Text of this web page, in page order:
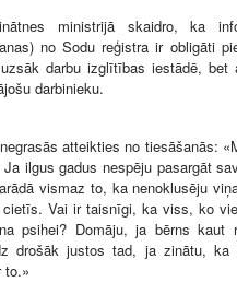
ministrijā skaidro, ka
no Sodu reģistra ir obligāti
darbu izglītības iestādē,
darbinieku.
atteikties no tiesāšanās:
ilgus gadus nespēju pasargāt
vismaz to, ka nenoklusēju
Vai ir taisnīgi, ka viss, ko
psihei? Domāju, ja bērns kaut
drošāk justos tad, ja zinātu, ka
to.»